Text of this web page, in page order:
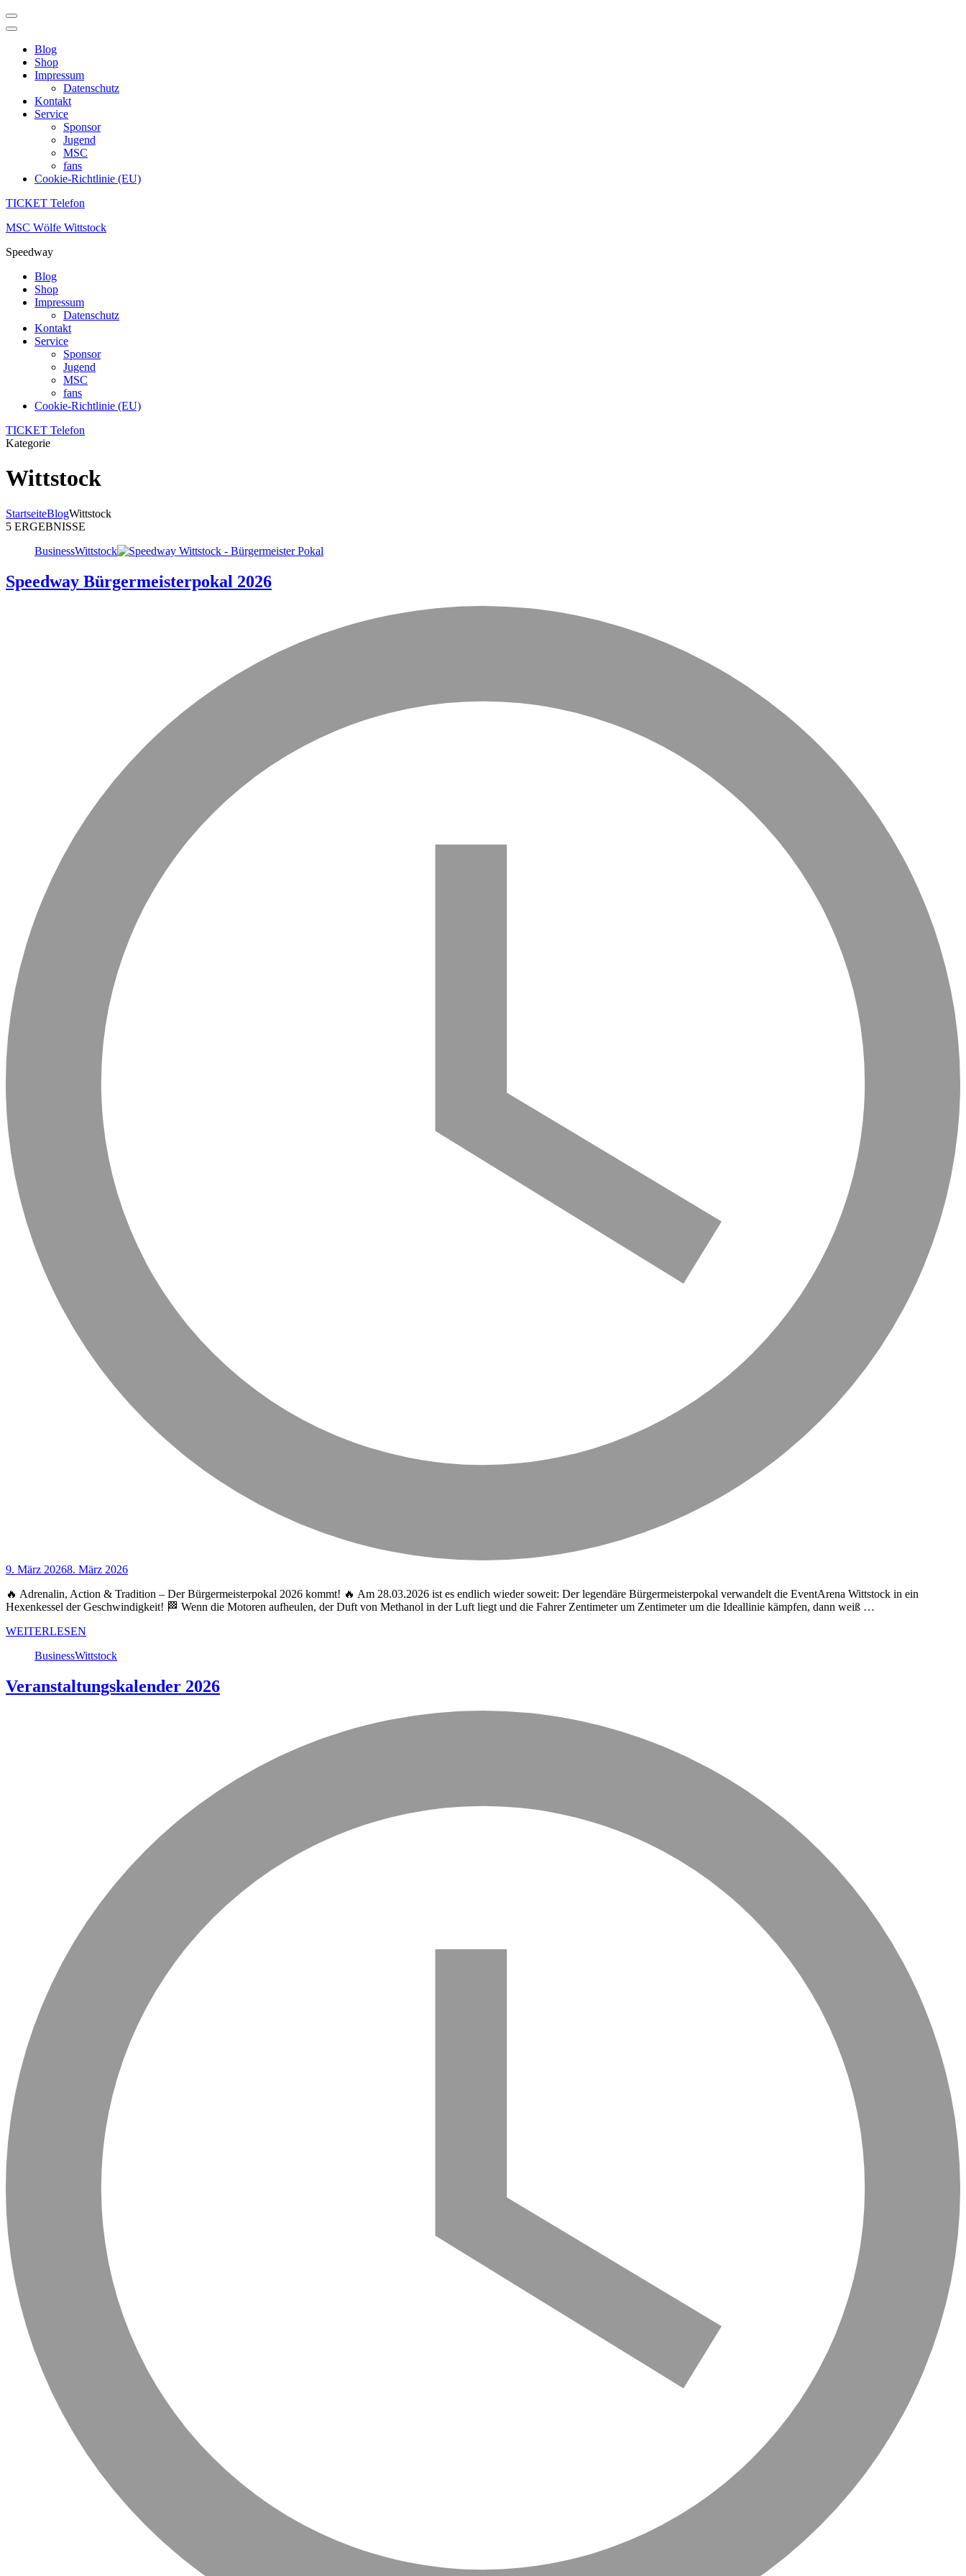
Blog
Shop
Impressum
Datenschutz
Kontakt
Service
Sponsor
Jugend
MSC
fans
Cookie-Richtlinie (EU)
TICKET Telefon
Zum
springen
drücken)
MSC Wölfe Wittstock
Speedway
Blog
Shop
Impressum
Datenschutz
Kontakt
Service
Sponsor
Jugend
MSC
fans
Cookie-Richtlinie (EU)
TICKET Telefon
Kategorie
Wittstock
StartseiteBlogWittstock
5 ERGEBNISSE
BusinessWittstock
Speedway Bürgermeisterpokal 2026
9. März 20268. März 2026
🔥 Adrenalin, Action & Tradition – Der Bürgermeisterpokal 2026 kommt! 🔥 Am 28.03.2026 ist es endlich wieder soweit: Der legendäre Bürgermeisterpokal verwandelt die EventArena Wittstock in ein
Hexenkessel der Geschwindigkeit! 🏁 Wenn die Motoren aufheulen, der Duft von Methanol in der Luft liegt und die Fahrer Zentimeter um Zentimeter um die Ideallinie kämpfen, dann weiß …
WEITERLESEN
BusinessWittstock
Veranstaltungskalender 2026